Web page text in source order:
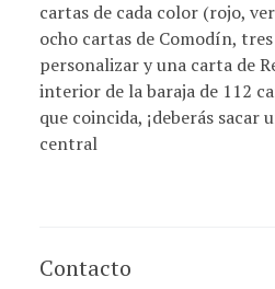
cartas de cada color (rojo,
ocho cartas de Comodín,
personalizar y una carta de
interior de la baraja de 112
que coincida, ¡deberás sacar
central
Contacto